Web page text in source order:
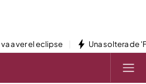
a ver el eclipse Una soltera de